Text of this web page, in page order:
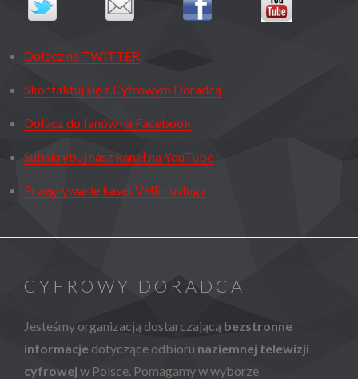
Dołącz na TWITTER
Skontaktuj się z Cyfrowym Doradcą
Dołącz do fanów na Facebook
Subskrybuj nasz kanał na YouTube
Przegrywanie kaset VHS - usługa
CYFROWY DORADCA
Jesteśmy organizacją dostarczającą bezstronne
informacje dotyczące odbioru naziemnej telewizji
cyfrowej w Polsce. Pomagamy w wyborze